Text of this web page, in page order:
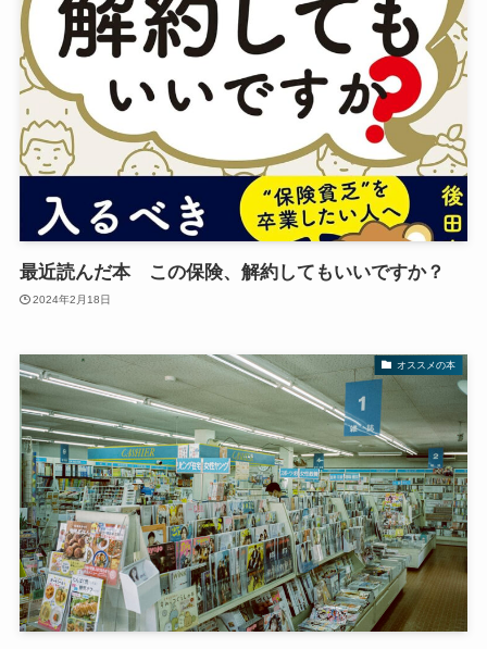
最近読んだ本 この保険、解約してもいいですか？
2024年2月18日
オススメの本